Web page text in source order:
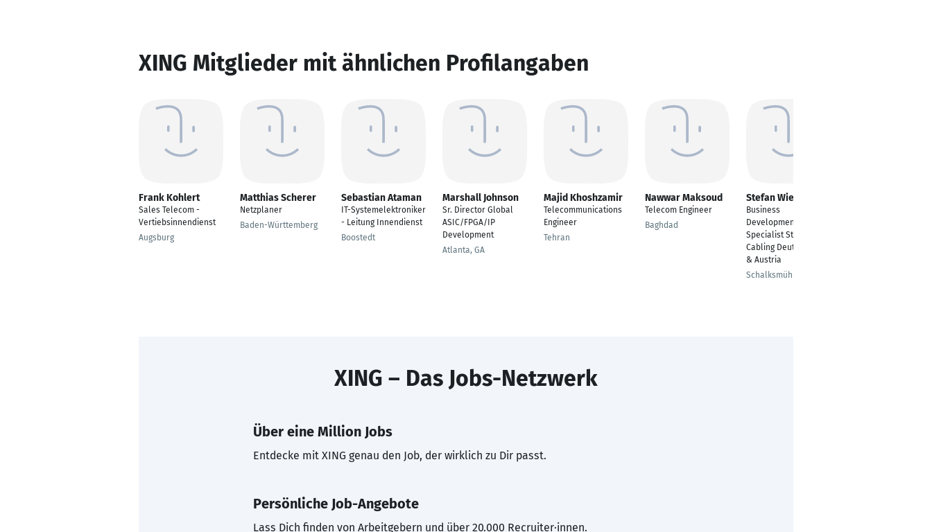
XING Mitglieder mit ähnlichen Profilangaben
Frank Kohlert
Sales Telecom -
Vertiebsinnendienst
Augsburg
Matthias Scherer
Netzplaner
Baden-Württemberg
Sebastian Ataman
IT-Systemelektroniker
- Leitung Innendienst
Boostedt
Marshall Johnson
Sr. Director Global
ASIC/FPGA/IP
Development
Atlanta, GA
Majid Khoshzamir
Telecommunications
Engineer
Tehran
Nawwar Maksoud
Telecom Engineer
Baghdad
Stefan Wiener
Business
Development & Sales
Specialist Structured
Cabling Deutschland
& Austria
Schalksmühle
XING – Das Jobs-Netzwerk
Über eine Million Jobs
Entdecke mit XING genau den Job, der wirklich zu Dir passt.
Persönliche Job-Angebote
Lass Dich finden von Arbeitgebern und über 20.000 Recruiter·innen.